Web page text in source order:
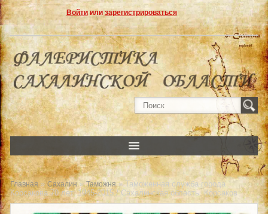
Войтиили зарегистрироваться
Главная » Сахалин»Таможня» Таможенная служба города
Корсакова 70 лет. 1945-2015 / Сахалинская область. Корсаков